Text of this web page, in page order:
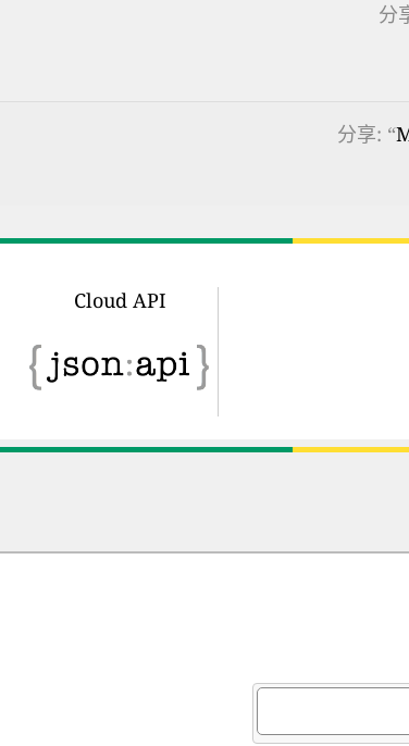
分
分享: “
Cloud API